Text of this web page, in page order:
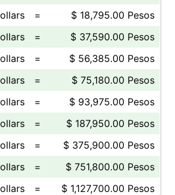
=
$ 18,795.00 Pesos
=
$ 37,590.00 Pesos
=
$ 56,385.00 Pesos
=
$ 75,180.00 Pesos
=
$ 93,975.00 Pesos
=
$ 187,950.00 Pesos
=
$ 375,900.00 Pesos
=
$ 751,800.00 Pesos
=
$ 1,127,700.00 Pesos